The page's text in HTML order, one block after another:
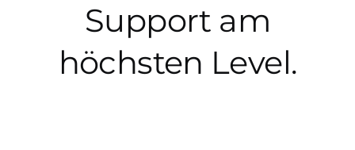
Support am
höchsten Level.